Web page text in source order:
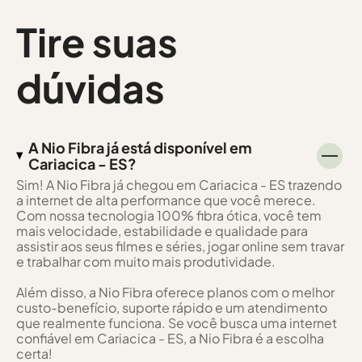
Tire suas
dúvidas
A Nio Fibra já está disponível em
Cariacica - ES?
Sim! A Nio Fibra já chegou em Cariacica - ES trazendo
a internet de alta performance que você merece.
Com nossa tecnologia 100% fibra ótica, você tem
mais velocidade, estabilidade e qualidade para
assistir aos seus filmes e séries, jogar online sem travar
e trabalhar com muito mais produtividade.
Além disso, a Nio Fibra oferece planos com o melhor
custo-benefício, suporte rápido e um atendimento
que realmente funciona. Se você busca uma internet
confiável em Cariacica - ES, a Nio Fibra é a escolha
certa!